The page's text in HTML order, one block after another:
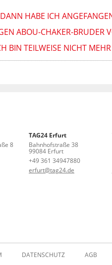
HABE ICH
ABOU-CHAKER-BRUDER
BIN TEILWEISE NICHT
8
TAG24 Erfurt
Bahnhofstraße 38
99084 Erfurt
+49 361 34947880
erfurt@tag24.de
DATENSCHUTZ AGB